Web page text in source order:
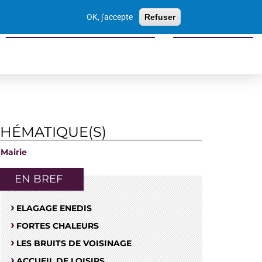
OK, j'accepte Refuser
Sports culture loisirs tourisme
Mairie
EN BREF
ELAGAGE ENEDIS
FORTES CHALEURS
LES BRUITS DE VOISINAGE